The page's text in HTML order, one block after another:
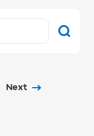
Next